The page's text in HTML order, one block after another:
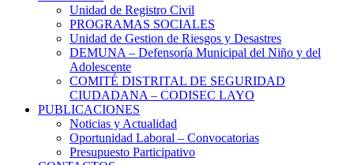
Unidad de Registro Civil
PROGRAMAS SOCIALES
Unidad de Gestion de Riesgos y Desastres
DEMUNA – Defensoría Municipal del Niño y del
Adolescente
COMITÉ DISTRITAL DE SEGURIDAD
CIUDADANA – CODISEC LAYO
PUBLICACIONES
Noticias y Actualidad
Oportunidad Laboral – Convocatorias
Presupuesto Participativo